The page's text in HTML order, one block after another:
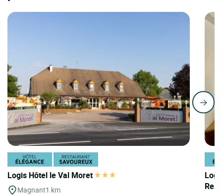
Logis Hôtel le Val Moret
Magnant1 km